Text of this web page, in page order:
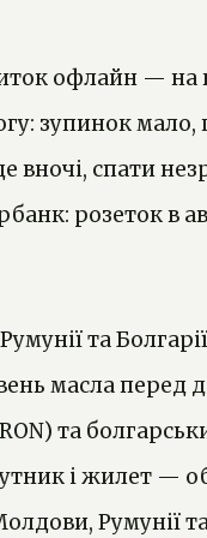
офлайн — на
зупинок
вночі, спати
розеток в
та
масла перед
та
і жилет —
Румунії